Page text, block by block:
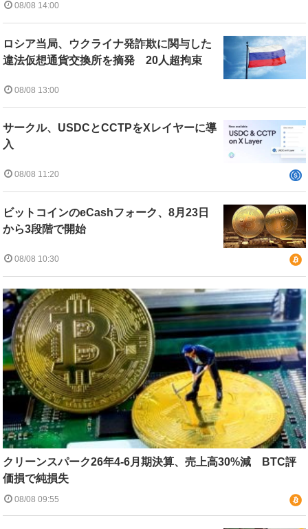
08/08 14:00
ロシア当局、ウクライナ発詐欺に関与した
違法仮想通貨交換所を摘発 20人超拘束
08/08 13:00
サークル、USDCとCCTPをXレイヤーに導
入
08/08 11:20
ビットコインのeCashフォーク、8月23日
から3段階で開始
08/08 10:30
クリーンスパーク26年4-6月期決算、売上高30%減 BTC評
価損で純損失
08/08 09:55